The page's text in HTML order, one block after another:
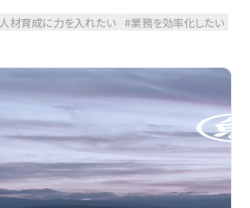
人材育成に力を入れたい 業務を効率化したい